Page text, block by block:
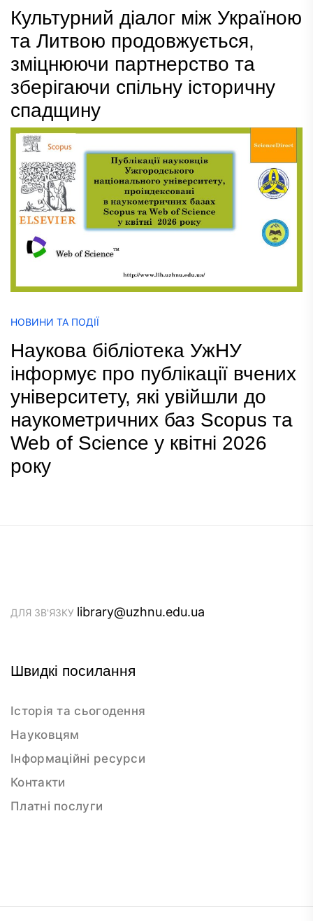
Культурний діалог між Україною
та Литвою продовжується,
зміцнюючи партнерство та
зберігаючи спільну історичну
спадщину
НОВИНИ ТА ПОДІЇ
Наукова бібліотека УжНУ
інформує про публікації вчених
університету, які увійшли до
наукометричних баз Scopus та
Web of Science у квітні 2026
року
ДЛЯ ЗВ'ЯЗКУ library@uzhnu.edu.ua
Швидкі посилання
Історія та сьогодення
Науковцям
Інформаційні ресурси
Контакти
Платні послуги